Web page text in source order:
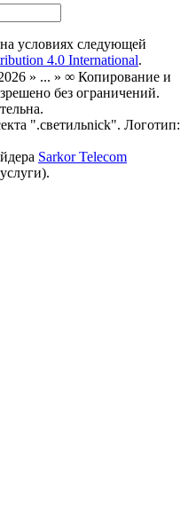
условиях следующей
4.0 International.
» ... » ∞ Копирование и
без ограничений.
".светильnick". Логотип:
Sarkor Telecom